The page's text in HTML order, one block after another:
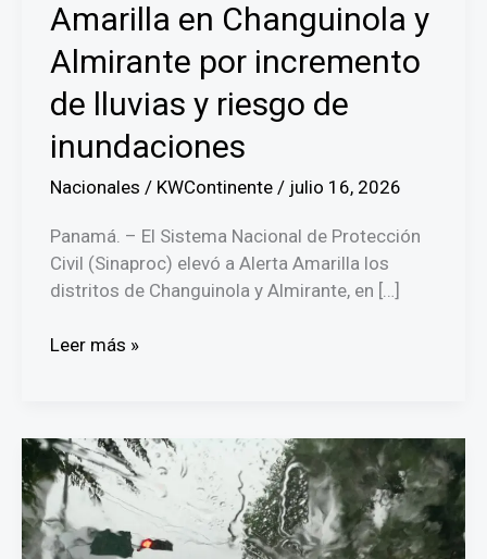
Amarilla en Changuinola y
Almirante por incremento
de lluvias y riesgo de
inundaciones
Nacionales / KWContinente / julio 16, 2026
Panamá. – El Sistema Nacional de Protección
Civil (Sinaproc) elevó a Alerta Amarilla los
distritos de Changuinola y Almirante, en […]
SINAPROC
en
Changuinola
Almirante
Leer más »